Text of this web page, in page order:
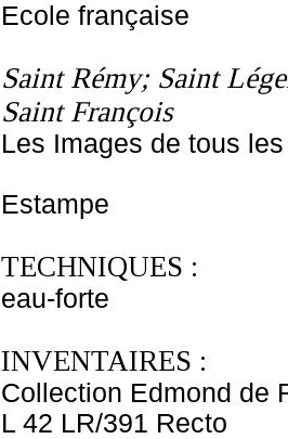
Ecole française
Saint Rémy; Saint
Saint François
Les Images de tous
Estampe
TECHNIQUES :
eau-forte
INVENTAIRES :
Collection Edmond de
L 42 LR/391 Recto